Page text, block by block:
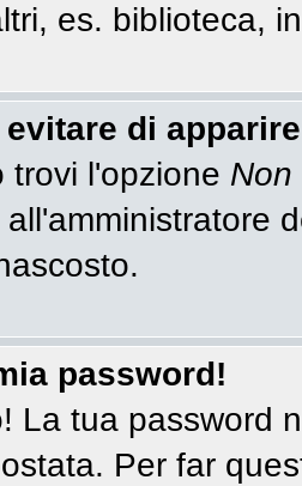
es. biblioteca,
evitare di
trovi l'opzione Non
password!
La tua
Per far